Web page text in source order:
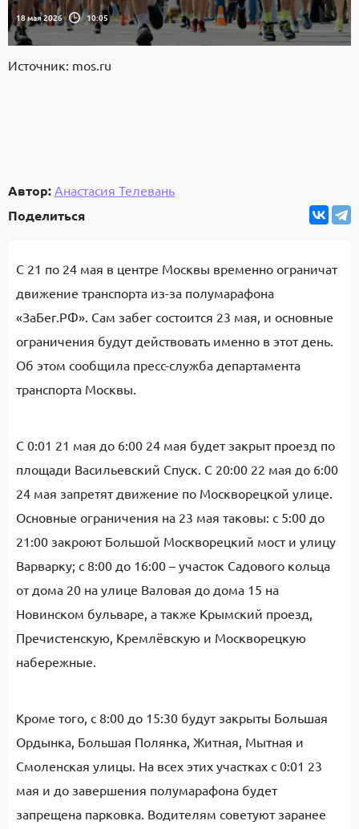
18 мая 2026 10:05
Источник: mos.ru
Автор: Анастасия Телевань
Поделиться
С 21 по 24 мая в центре Москвы временно ограничат
движение транспорта из-за полумарафона
«ЗаБег.РФ». Сам забег состоится 23 мая, и основные
ограничения будут действовать именно в этот день.
Об этом сообщила пресс-служба департамента
транспорта Москвы.
С 0:01 21 мая до 6:00 24 мая будет закрыт проезд по
площади Васильевский Спуск. С 20:00 22 мая до 6:00
24 мая запретят движение по Москворецкой улице.
Основные ограничения на 23 мая таковы: с 5:00 до
21:00 закроют Большой Москворецкий мост и улицу
Варварку; с 8:00 до 16:00 – участок Садового кольца
от дома 20 на улице Валовая до дома 15 на
Новинском бульваре, а также Крымский проезд,
Пречистенскую, Кремлёвскую и Москворецкую
набережные.
Кроме того, с 8:00 до 15:30 будут закрыты Большая
Ордынка, Большая Полянка, Житная, Мытная и
Смоленская улицы. На всех этих участках с 0:01 23
мая и до завершения полумарафона будет
запрещена парковка. Водителям советуют заранее